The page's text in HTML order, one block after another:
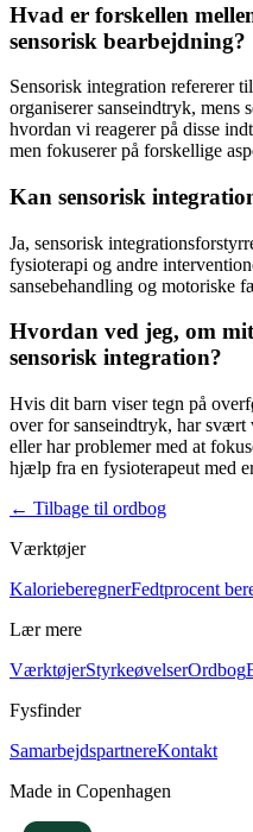
Hvad er forskellen
sensorisk bearbejdning?
Sensorisk integration refererer
organiserer sanseindtryk, mens
hvordan vi reagerer på disse
men fokuserer på forskellige
Kan sensorisk
Ja, sensorisk
fysioterapi og andre
sansebehandling og motoriske
Hvordan ved jeg, om
sensorisk integration?
Hvis dit barn viser tegn på
over for sanseindtryk, har svært
eller har problemer med at
hjælp fra en fysioterapeut med
← Tilbage til ordbog
Værktøjer
KalorieberegnerFedtprocent
Lær mere
VærktøjerStyrkeøvelserOrdbog
Fysfinder
SamarbejdspartnereKontakt
Made in Copenhagen